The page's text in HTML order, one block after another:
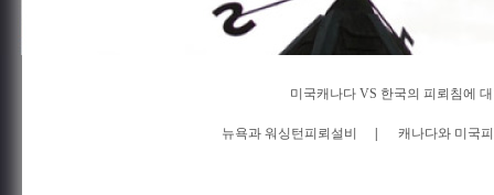
미국캐나다 VS 한국의 피뢰침에
뉴욕과 워싱턴피뢰설비 캐나다와 미국